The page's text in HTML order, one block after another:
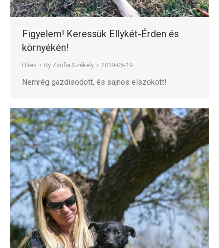
Figyelem! Keressük Ellykét-Érden és
környékén!
Hírek By Zsófia Székely 2019-05-19
Nemrég gazdisodott, és sajnos elszökött!